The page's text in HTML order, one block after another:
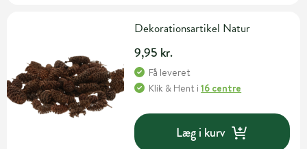
Dekorationsartikel Natur
9,95 kr.
Få leveret
Klik & Hent i16 centre
Læg i kurv